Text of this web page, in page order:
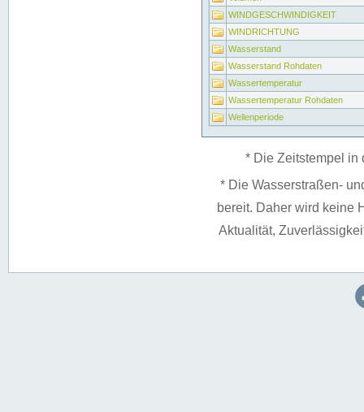
WINDGESCHWINDIGKEIT
WINDRICHTUNG
Wasserstand
Wasserstand Rohdaten
Wassertemperatur
Wassertemperatur Rohdaten
Wellenperiode
* Die Zeitstempel in
* Die Wasserstraßen-
bereit. Daher wird keine
Aktualität,